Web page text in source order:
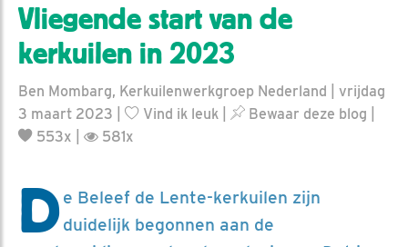
Vliegende start van de
kerkuilen in 2023
Ben Mombarg, Kerkuilenwerkgroep Nederland | vrijdag
3 maart 2023 |
Vind ik leuk Bewaar deze blog
553x |
581x
De Beleef de Lente-kerkuilen zijn
duidelijk begonnen aan de